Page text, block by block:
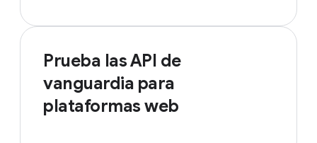
Prueba las API de
vanguardia para
plataformas web